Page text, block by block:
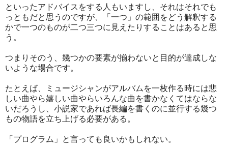
といったアドバイスをする人もいますし、それはそれでも
っともだと思うのですが、「一つ」の範囲をどう解釈する
かで一つのものが二つ三つに見えたりすることはあると思
う。
つまりそのう、幾つかの要素が揃わないと目的が達成しな
いような場合です。
たとえば、ミュージシャンがアルバムを一枚作る時には悲
しい曲やら嬉しい曲やらいろんな曲を書かなくてはならな
いだろうし、小説家であれば長編を書くのに並行する幾つ
もの物語を立ち上げる必要がある。
「プログラム」と言っても良いかもしれない。